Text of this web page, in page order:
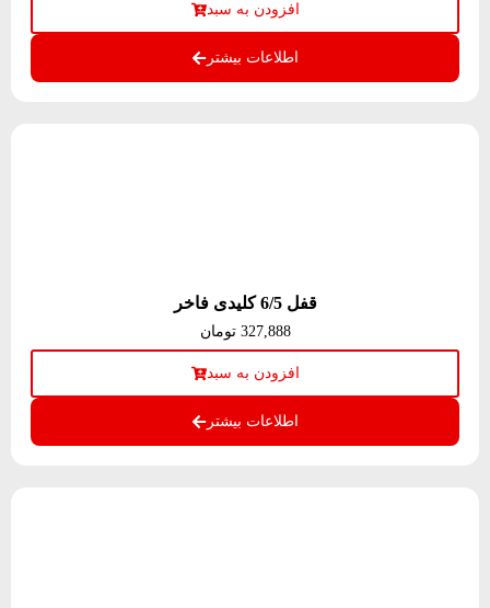
افزودن به سبد
اطلاعات بیشتر
قفل 6/5 کلیدی فاخر
327,888 تومان
افزودن به سبد
اطلاعات بیشتر